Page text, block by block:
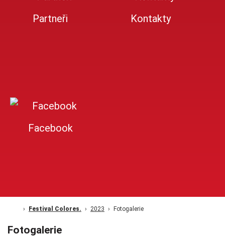
Partneři Kontakty
Facebook
Festival Colores. 2023 Fotogalerie
Fotogalerie